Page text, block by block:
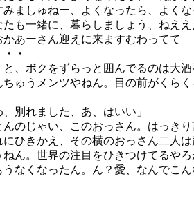
みましゅねー、よくなったら、よくな
も一緒に、暮らしましょう、ねええ
かあーさん迎えに来ますむわってて
・
、ボクをずらっと囲んでるのは大酒
ゅうメンツやねん。目の前がくらく
、別れました、あ、はいい」
のじゃい、このおっさん。はっきり
にひきかえ、その横のおっさん二人は
ん。世界の注目をひきつけてるやろ
うなくなったん。ん？愛、なんでこん